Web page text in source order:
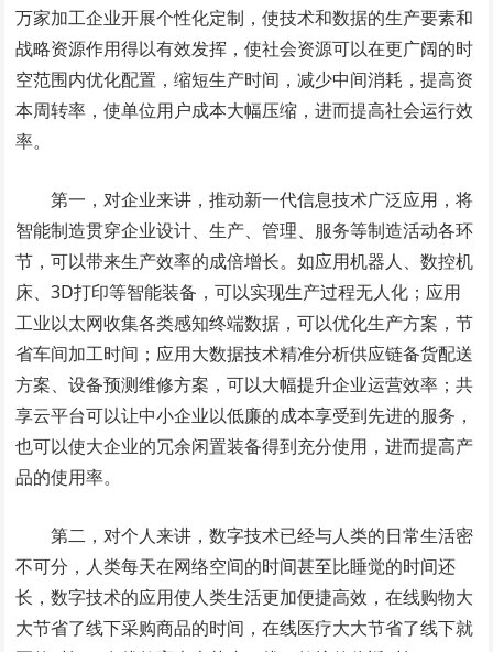
万家加工企业开展个性化定制，使技术和数据的生产要素和
战略资源作用得以有效发挥，使社会资源可以在更广阔的时
空范围内优化配置，缩短生产时间，减少中间消耗，提高资
本周转率，使单位用户成本大幅压缩，进而提高社会运行效
率。
第一，对企业来讲，推动新一代信息技术广泛应用，将
智能制造贯穿企业设计、生产、管理、服务等制造活动各环
节，可以带来生产效率的成倍增长。如应用机器人、数控机
床、3D打印等智能装备，可以实现生产过程无人化；应用
工业以太网收集各类感知终端数据，可以优化生产方案，节
省车间加工时间；应用大数据技术精准分析供应链备货配送
方案、设备预测维修方案，可以大幅提升企业运营效率；共
享云平台可以让中小企业以低廉的成本享受到先进的服务，
也可以使大企业的冗余闲置装备得到充分使用，进而提高产
品的使用率。
第二，对个人来讲，数字技术已经与人类的日常生活密
不可分，人类每天在网络空间的时间甚至比睡觉的时间还
长，数字技术的应用使人类生活更加便捷高效，在线购物大
大节省了线下采购商品的时间，在线医疗大大节省了线下就